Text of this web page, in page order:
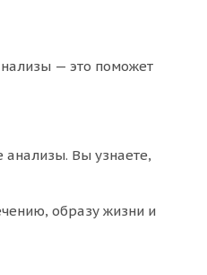
— это поможет
Вы узнаете,
образу жизни и